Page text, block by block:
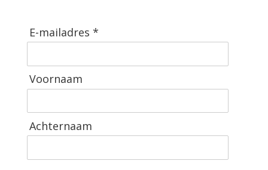
E-mailadres *
Voornaam
Achternaam